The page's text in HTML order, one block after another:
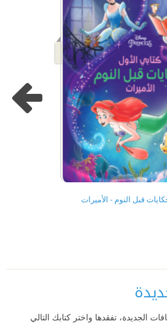
قبل النوم - الأميرات
الجديدة، تفقدها واختر كتابك التالي